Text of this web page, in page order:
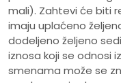
mali). Zahtevi će biti
imaju uplaćeno
dodeljeno željeno
iznosa koji se odnosi
smenama može se